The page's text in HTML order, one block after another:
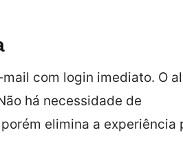
com login imediato. O
há necessidade de
elimina a experiência